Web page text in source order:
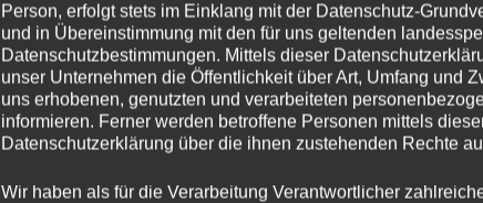
Person, erfolgt stets im Einklang mit der Datenschutz-
und in Übereinstimmung mit den für uns geltenden
Datenschutzbestimmungen. Mittels dieser
unser Unternehmen die Öffentlichkeit über Art, Umfang und
uns erhobenen, genutzten und verarbeiteten
informieren. Ferner werden betroffene Personen mittels
Datenschutzerklärung über die ihnen zustehenden Rechte
Wir haben als für die Verarbeitung Verantwortlicher